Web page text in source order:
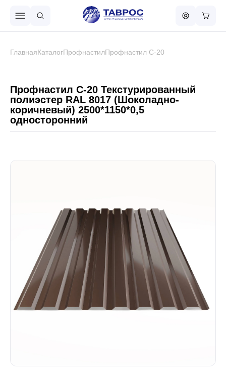
Металлочерепица
Сваи винтовые
Забор
Кровля
ГлавнаяКаталогПрофнастилПрофнастил С-20
Профнастил С-20 Текстурированный
полиэстер RAL 8017 (Шоколадно-
коричневый) 2500*1150*0,5
односторонний